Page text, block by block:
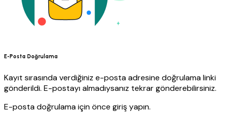
E-Posta Doğrulama
Kayıt sırasında verdiğiniz e-posta adresine doğrulama linki
gönderildi. E-postayı almadıysanız tekrar gönderebilirsiniz.
E-posta doğrulama için önce giriş yapın.